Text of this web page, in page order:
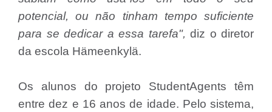
potencial, ou não tinham tempo suficiente
para se dedicar a essa tarefa", diz o diretor
da escola Hämeenkylä.
Os alunos do projeto StudentAgents têm
entre dez e 16 anos de idade. Pelo sistema,